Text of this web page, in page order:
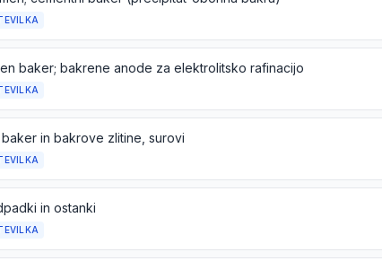
baker; bakrene anode za elektrolitsko rafinacijo
in bakrove zlitine, surovi
in ostanki